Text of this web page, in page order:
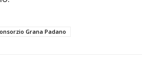
Grana Padano